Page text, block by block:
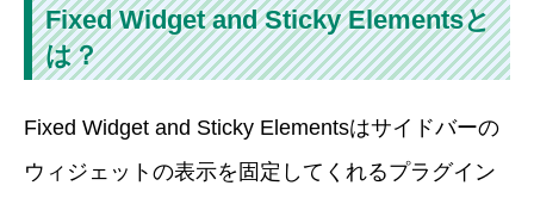
Fixed Widget and Sticky Elementsと
は？
Fixed Widget and Sticky Elementsはサイドバーの
ウィジェットの表示を固定してくれるプラグイン